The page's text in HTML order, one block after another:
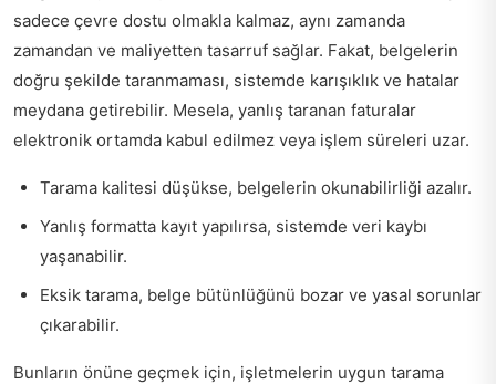
sadece çevre dostu olmakla kalmaz, aynı zamanda
zamandan ve maliyetten tasarruf sağlar. Fakat, belgelerin
doğru şekilde taranmaması, sistemde karışıklık ve hatalar
meydana getirebilir. Mesela, yanlış taranan faturalar
elektronik ortamda kabul edilmez veya işlem süreleri uzar.
Tarama kalitesi düşükse, belgelerin okunabilirliği azalır.
Yanlış formatta kayıt yapılırsa, sistemde veri kaybı
yaşanabilir.
Eksik tarama, belge bütünlüğünü bozar ve yasal sorunlar
çıkarabilir.
Bunların önüne geçmek için, işletmelerin uygun tarama